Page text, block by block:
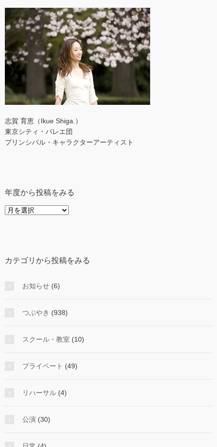
志賀 育恵（Ikue Shiga.）
東京シティ・バレエ団
プリンシパル・キャラクターアーティスト
年度から投稿をみる
年
稿
み
カテゴリから投稿をみる
お知らせ (6)
つぶやき (938)
スクール・教室 (10)
プライベート (49)
リハーサル (4)
公演 (30)